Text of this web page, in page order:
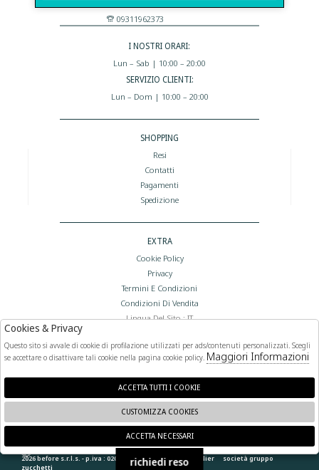
09311962373
I NOSTRI ORARI:
Lun – Sab | 10:00 – 20:00
SERVIZIO CLIENTI:
Lun – Dom | 10:00 – 20:00
SHOPPING
Resi
Contatti
Pagamenti
Spedizione
EXTRA
Cookie Policy
Privacy
Termini E Condizioni
Condizioni Di Vendita
Lingua Del Sito : IT
FOLLOW US
2026 before s.r.l.s. - p.iva : 02066400892 powered by atelier società gruppo
zucchetti
🍪
richiedi reso
Cookies & Privacy
Questo sito si avvale di cookie di profilazione utilizzati per ads/contenuti personalizzati. Scegli
se accettare o disattivare tali cookie nella pagina cookie policy. Maggiori Informazioni
ACCETTA TUTTI I COOKIE
CUSTOMIZZA COOKIES
ACCETTA NECESSARI